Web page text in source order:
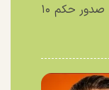
پرونده جنجالی «کلثوم اکبری» پس از صدور حکم ۱۰